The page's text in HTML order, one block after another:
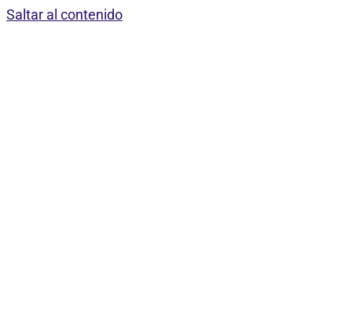
Saltar al contenido